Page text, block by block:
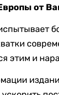
от
этим и